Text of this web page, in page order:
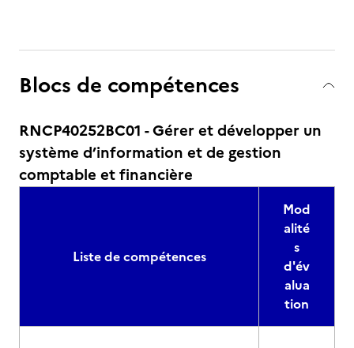
Blocs de compétences
RNCP40252BC01 - Gérer et développer un
système d’information et de gestion
comptable et financière
Liste de compétences
Mod
alité
s
d'év
alua
tion